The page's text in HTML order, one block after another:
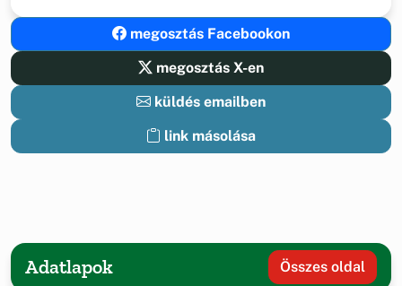
megosztás Facebookon
megosztás X-en
küldés emailben
link másolása
Adatlapok Összes oldal